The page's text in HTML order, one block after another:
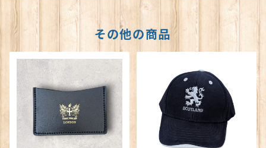
その他の商品